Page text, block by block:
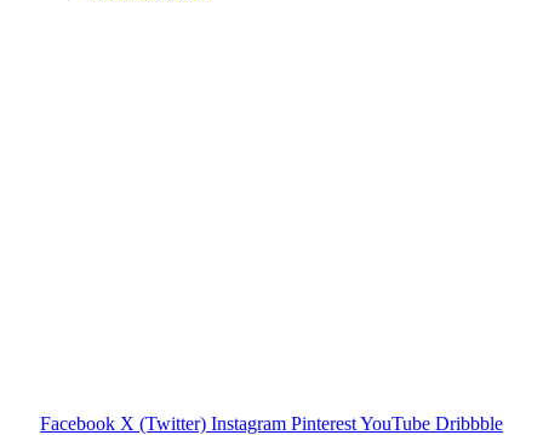
Facebook X (Twitter) Instagram PinterestYouTube Dribbble